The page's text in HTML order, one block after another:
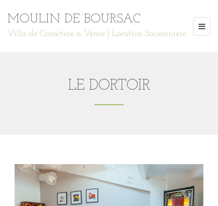
MOULIN DE BOURSAC
Villa de Caractère à Vence | Location Saisonnière
LE DORTOIR